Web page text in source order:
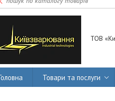
ТОВ
Товари та послуги